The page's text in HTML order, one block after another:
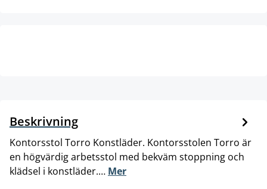
Beskrivning
Kontorsstol Torro Konstläder. Kontorsstolen Torro är
en högvärdig arbetsstol med bekväm stoppning och
klädsel i konstläder.… Mer